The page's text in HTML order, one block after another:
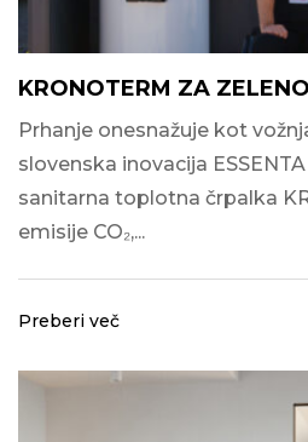
KRONOTERM ZA
Prhanje onesnažuje kot
slovenska inovacija
sanitarna toplotna črpalka
emisije CO₂,...
Preberi več